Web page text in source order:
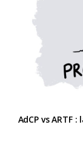
AdCP vs ARTF